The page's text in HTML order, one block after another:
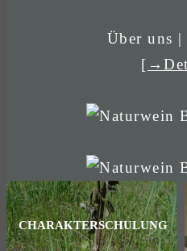
Über uns
CHARAKTERSCHULUNG